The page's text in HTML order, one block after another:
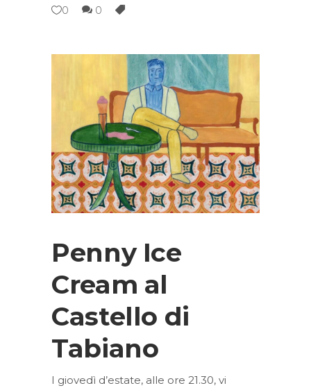
0
0
Penny Ice
Cream al
Castello di
Tabiano
I giovedì d’estate, alle ore 21.30, vi